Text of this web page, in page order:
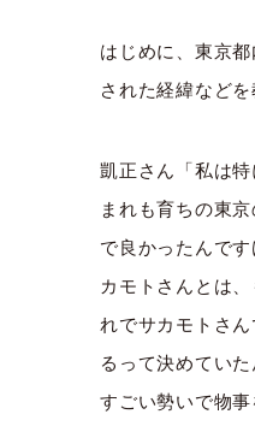
はじめに、東京
された経緯など
凱正さん「私は
まれも育ちの東
で良かったんで
カモトさんとは
れでサカモトさ
るって決めてい
すごい勢いで物事